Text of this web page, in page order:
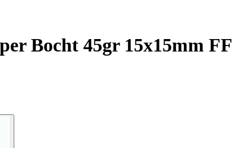
Bocht 45gr 15x15mm FF